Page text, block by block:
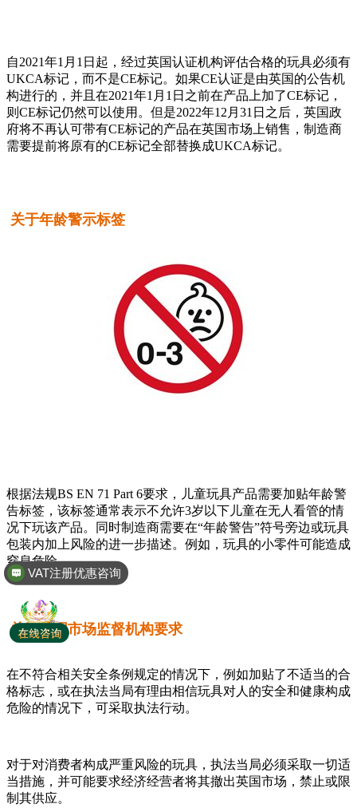
自2021年1月1日起，经过英国认证机构评估合格的玩具必须有
UKCA标记，而不是CE标记。如果CE认证是由英国的公告机
构进行的，并且在2021年1月1日之前在产品上加了CE标记，
则CE标记仍然可以使用。但是2022年12月31日之后，英国政
府将不再认可带有CE标记的产品在英国市场上销售，制造商
需要提前将原有的CE标记全部替换成UKCA标记。
关于年龄警示标签
根据法规BS EN 71 Part 6要求，儿童玩具产品需要加贴年龄警
告标签，该标签通常表示不允许3岁以下儿童在无人看管的情
况下玩该产品。同时制造商需要在“年龄警告”符号旁边或玩具
包装内加上风险的进一步描述。例如，玩具的小零件可能造成
窒息危险。
关于英国市场监督机构要求
在不符合相关安全条例规定的情况下，例如加贴了不适当的合
格标志，或在执法当局有理由相信玩具对人的安全和健康构成
危险的情况下，可采取执法行动。
对于对消费者构成严重风险的玩具，执法当局必须采取一切适
当措施，并可能要求经济经营者将其撤出英国市场，禁止或限
制其供应。
VAT注册优惠咨询
全球商标专利注册